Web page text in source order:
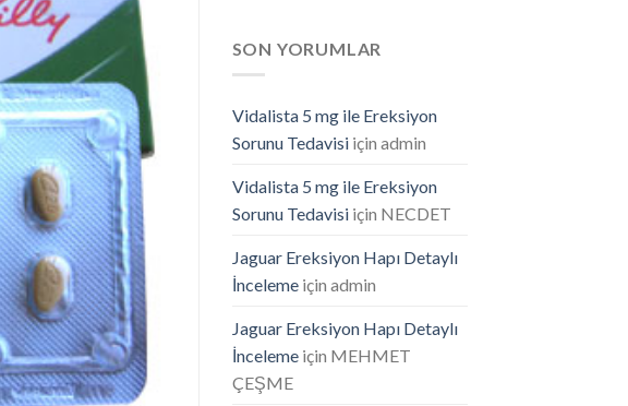
SON YORUMLAR
Vidalista 5 mg ile Ereksiyon
Sorunu Tedavisiiçin admin
Vidalista 5 mg ile Ereksiyon
Sorunu Tedavisiiçin NECDET
Jaguar Ereksiyon Hapı Detaylı
İncelemeiçin admin
Jaguar Ereksiyon Hapı Detaylı
İncelemeiçin MEHMET
ÇEŞME